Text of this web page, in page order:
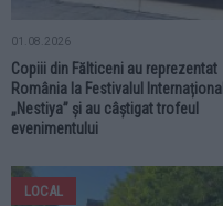
01.08.2026
Copiii din Fălticeni au reprezentat
România la Festivalul Internațional
„Nestiya” și au câștigat trofeul
evenimentului
LOCAL